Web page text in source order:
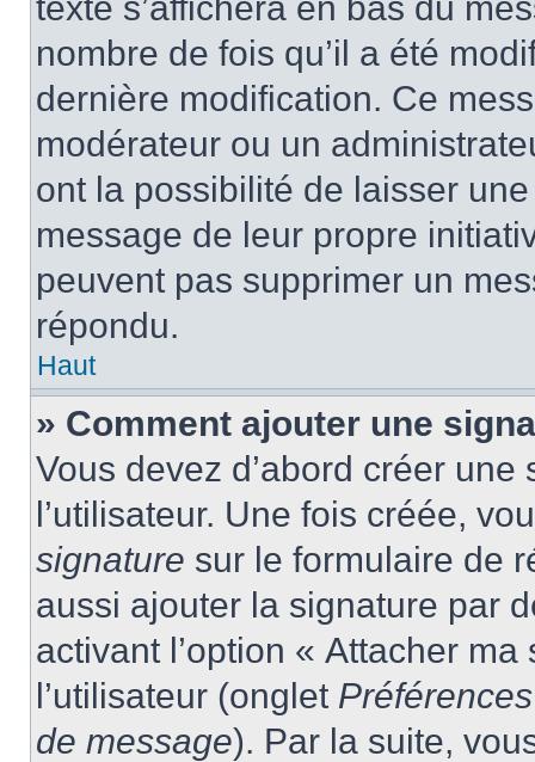
nombre de fois qu’il a été
dernière modification. Ce
modérateur ou un
ont la possibilité de laisser
message de leur propre
peuvent pas supprimer un
répondu.
Haut
» Comment ajouter une
Vous devez d’abord créer
l’utilisateur. Une fois créée,
signature sur le formulaire de
aussi ajouter la signature par
activant l’option « Attacher
l’utilisateur (onglet
de message). Par la suite,